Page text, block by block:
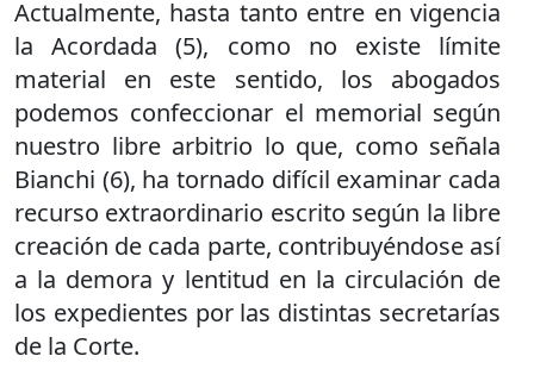
Actualmente, hasta tanto entre en vigencia
la Acordada (5), como no existe límite
material en este sentido, los abogados
podemos confeccionar el memorial según
nuestro libre arbitrio lo que, como señala
Bianchi (6), ha tornado difícil examinar cada
recurso extraordinario escrito según la libre
creación de cada parte, contribuyéndose así
a la demora y lentitud en la circulación de
los expedientes por las distintas secretarías
de la Corte.